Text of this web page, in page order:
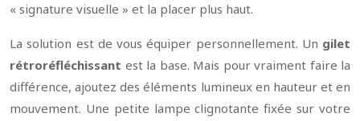
« signature visuelle » et la placer plus haut.
La solution est de vous équiper personnellement. Un gilet
rétroréfléchissant est la base. Mais pour vraiment faire la
différence, ajoutez des éléments lumineux en hauteur et en
mouvement. Une petite lampe clignotante fixée sur votre